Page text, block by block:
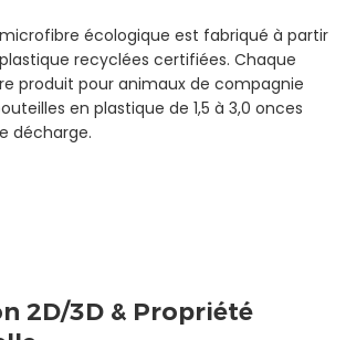
écologique est fabriqué à partir
recyclées certifiées. Chaque
produit pour animaux de compagnie
en plastique de 1,5 à 3,0 onces
décharge.
2D/3D & Propriété